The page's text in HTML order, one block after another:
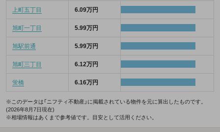
上町五丁目 6.09万円
旭町一丁目 5.99万円
旭駅前通 5.99万円
旭町三丁目 6.12万円
蛍橋 6.16万円
※このデータは「ニフティ不動産」に掲載されている物件を元に算出したものです。
(2026年8月7日現在)
※相場情報はあくまで参考値です。目安として活用ください。